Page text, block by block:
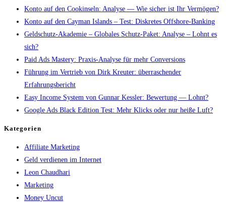
Konto auf den Cookinseln: Analyse — Wie sicher ist Ihr Vermögen?
Konto auf den Cayman Islands – Test: Diskretes Offshore-Banking
Geldschutz-Akademie – Globales Schutz-Paket: Analyse – Lohnt es
sich?
Paid Ads Mastery: Praxis-Analyse für mehr Conversions
Führung im Vertrieb von Dirk Kreuter: überraschender
Erfahrungsbericht
Easy Income System von Gunnar Kessler: Bewertung — Lohnt?
Google Ads Black Edition Test: Mehr Klicks oder nur heiße Luft?
Kategorien
Affiliate Marketing
Geld verdienen im Internet
Leon Chaudhari
Marketing
Money Uncut